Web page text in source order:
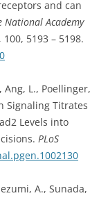
and can
National Academy
, 100, 5193 – 5198.
Ang, L., Poellinger,
Signaling Titrates
Levels into
PLoS
A., Sunada,